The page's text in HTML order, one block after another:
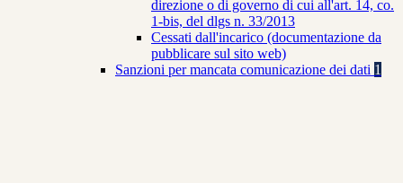
direzione o di governo di cui all'art. 14, co.
1-bis, del dlgs n. 33/2013
Cessati dall'incarico (documentazione da
pubblicare sul sito web)
Sanzioni per mancata comunicazione dei dati 1